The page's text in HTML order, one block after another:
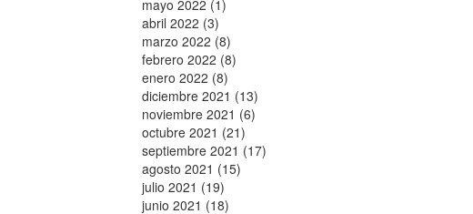
mayo 2022 (1)
abril 2022 (3)
marzo 2022 (8)
febrero 2022 (8)
enero 2022 (8)
diciembre 2021 (13)
noviembre 2021 (6)
octubre 2021 (21)
septiembre 2021 (17)
agosto 2021 (15)
julio 2021 (19)
junio 2021 (18)